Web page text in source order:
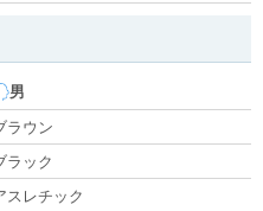
男
ラウン
ラック
スレチック